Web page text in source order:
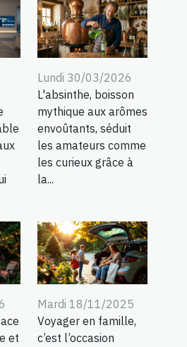
Lundi 30/03/2026
L'absinthe, boisson
mythique aux arômes
envoûtants, séduit
les amateurs comme
les curieux grâce à
la...
et
Mardi 18/11/2025
Voyager en famille,
c’est l’occasion